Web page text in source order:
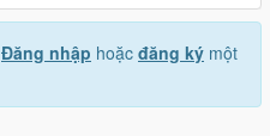
Đăng nhập hoặc đăng ký một